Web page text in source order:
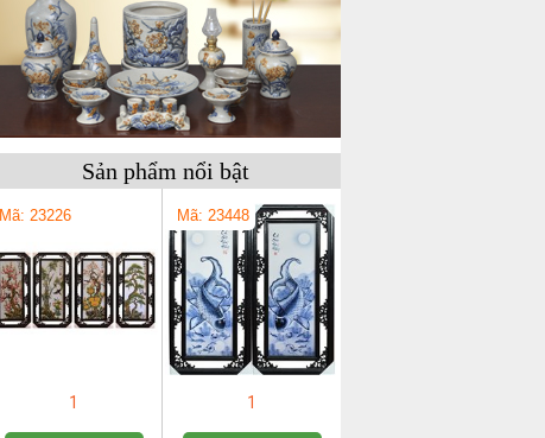
Sản phẩm nổi bật
Mã: 23226
1
Mã: 23448
1